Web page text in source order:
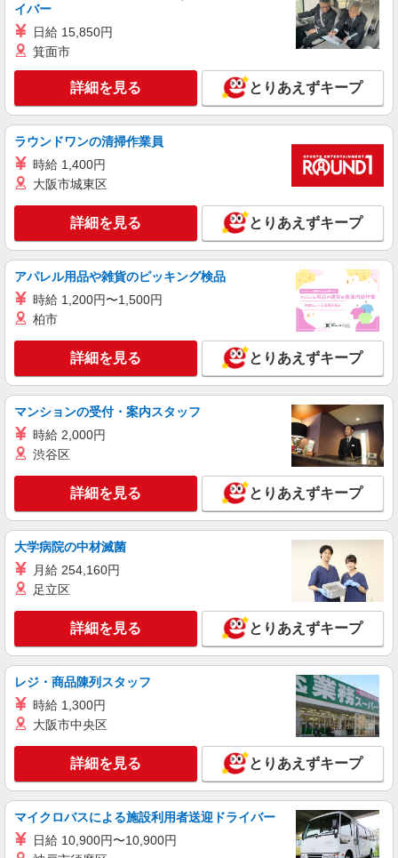
≪吉川駅≫16時帰宅もOK♪病院で補助だけの
時給1600円〜2250円 ＜日払い有/週払い有/交
吉川市//吉川美南駅すぐ
キープ 詳細を見る
派遣社員
株式会社kotrio /●SI-H-2101617
高級シニアマンションで健康相談/見回りなど
≪吉川美南駅≫
時給2400円〜3000円 ＜日払い有/週払い有/交
通費全支給(ガソリン代含む)＞
吉川市//吉川美南駅すぐ
詳細を見る
株式会社kotrio /●SI-H-2076418
き方を★看護助手♪
時給1600円〜2250円 ＜日払い有/週払い有/交
吉川市//吉川美南駅すぐ
キープ 詳細を見る
日研トータルソーシング株式会社 メディカルケア事業部/柏オフィス
【看護助手】
看護助手（ナースエイド）
時給1,280円 ★週払いOK（規定あり） ※給与
幅は経験・能力による
埼玉県吉川市 【最寄駅】JR武蔵野線 吉川
駅 バス利用
キープ 詳細を見る
日研トータルソーシング株式会社 メディカルケア事業部/大宮オフィ
ス【看護助手】
看護助手（病院）
時給1,900円〜
イバー
日給 15,850円
箕面市
詳細を見る とりあえずキープ
ラウンドワンの清掃作業員
時給 1,400円
大阪市城東区
詳細を見る とりあえずキープ
アパレル用品や雑貨のピッキング検品
時給 1,200円〜1,500円
柏市
詳細を見る とりあえずキープ
マンションの受付・案内スタッフ
時給 2,000円
渋谷区
詳細を見る とりあえずキープ
大学病院の中材滅菌
月給 254,160円
足立区
詳細を見る とりあえずキープ
レジ・商品陳列スタッフ
時給 1,300円
大阪市中央区
詳細を見る とりあえずキープ
マイクロバスによる施設利用者送迎ドライバー
日給 10,900円〜10,900円